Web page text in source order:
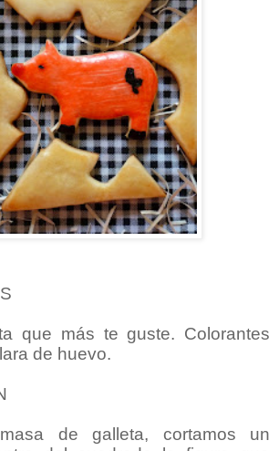
que más te guste. Colorantes
de huevo.
de galleta, cortamos un